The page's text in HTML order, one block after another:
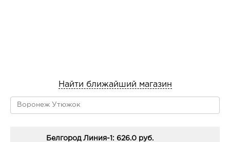
Найти ближайший магазин
Белгород Линия-1: 626.0 руб.